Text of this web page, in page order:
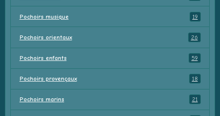
Pochoirs musique 19
Pochoirs orientaux 26
Pochoirs enfants 59
Pochoirs provençaux 18
Pochoirs marins 21